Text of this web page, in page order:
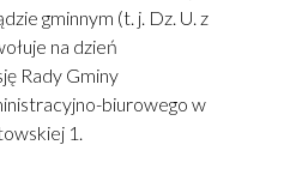
gminnym (t. j. Dz. U. z
na dzień
Rady Gminy
biurowego w
1.